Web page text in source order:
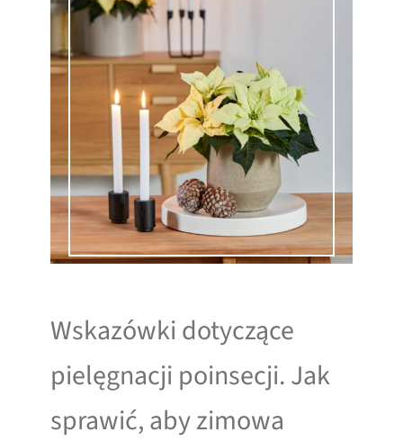
Wskazówki dotyczące
pielęgnacji poinsecji. Jak
sprawić, aby zimowa